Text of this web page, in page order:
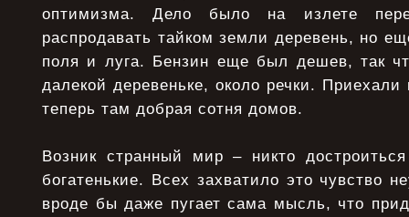
оптимизма. Дело было на излете
распродавать тайком земли деревень, но
поля и луга. Бензин еще был дешев, так
далекой деревеньке, около речки.
теперь там добрая сотня домов.
Возник странный мир – никто
богатенькие. Всех захватило это чувство
вроде бы даже пугает сама мысль, что